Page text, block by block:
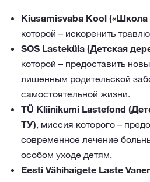
Kiusamisvaba Kool («Школа
которой – искоренить
SOS Lasteküla (Детская
которой – предоставить
лишенным родительской
самостоятельной жизни.
TÜ Kliinikumi Lastefond
ТУ), миссия которого –
современное лечение
особом уходе детям.
Eesti Vähihaigete Laste